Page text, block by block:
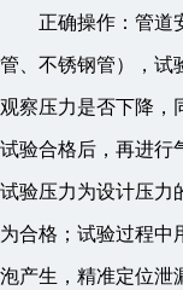
正确操作：管道
管、不锈钢管），试
观察压力是否下降，
试验合格后，再进行
试验压力为设计压力
为合格；试验过程中
泡产生，精准定位泄